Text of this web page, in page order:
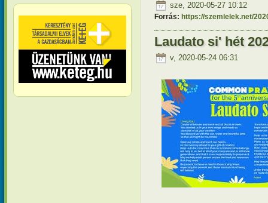
sze, 2020-05-27 10:12
Forrás: https://szemlelek.net/
Laudato si' hét
v, 2020-05-24 06:31